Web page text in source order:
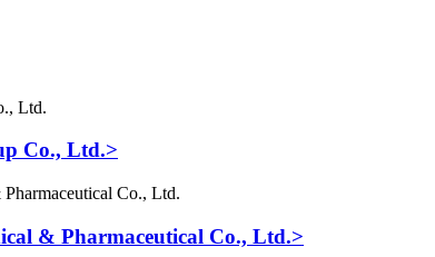
Co., Ltd.>
& Pharmaceutical Co., Ltd.>